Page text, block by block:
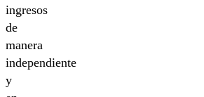
ingresos
de
manera
independiente
y